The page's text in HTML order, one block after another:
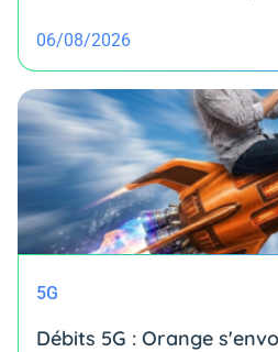
06/08/2026
5G
Débits 5G : Orange